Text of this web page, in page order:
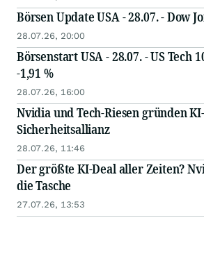
Börsen Update USA - 28.07. - Dow
28.07.26, 20:00
Börsenstart USA - 28.07. - US Tech
-1,91 %
28.07.26, 16:00
Nvidia und Tech-Riesen gründen KI-
Sicherheitsallianz
28.07.26, 11:46
Der größte KI-Deal aller Zeiten?
die Tasche
27.07.26, 13:53